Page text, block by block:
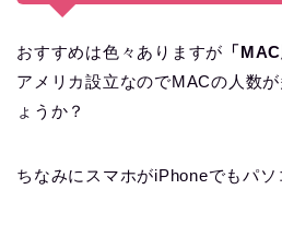
おすすめは色々ありますが 「
アメリカ設立なのでMACの人数
ょうか？
ちなみにスマホがiPhoneでもパソ